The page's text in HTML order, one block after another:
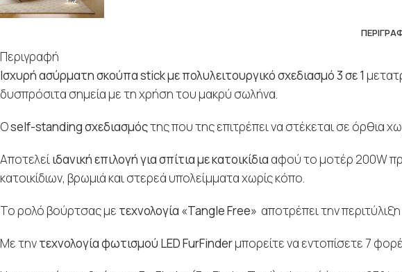
Περιγραφή
Iσχυρή ασύρματη σκούπα stick με πολυλειτουργικό σχεδιασμό 3 σε 1
δυσπρόσιτα σημεία με τη χρήση του μακρύ σωλήνα.
Oself-standing σχεδιασμόςτης που της επιτρέπει να στέκεται σε όρθια
Αποτελείιδανική επιλογή για σπίτια με κατοικίδια αφού το μοτέρ 200W
κατοικίδιων, βρωμιά και στερεά υπολείμματα χωρίς κόπο.
Το ρολό βούρτσας με τεχνολογία «Tangle Free» αποτρέπει την
Με τηντεχνολογία φωτισμού LED FurFinderμπορείτε να εντοπίσετε 7